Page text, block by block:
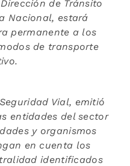
de Tránsito
Nacional, estará
permanente a los
de transporte
Vial, emitió
entidades del sector
y organismos
en cuenta los
identificados